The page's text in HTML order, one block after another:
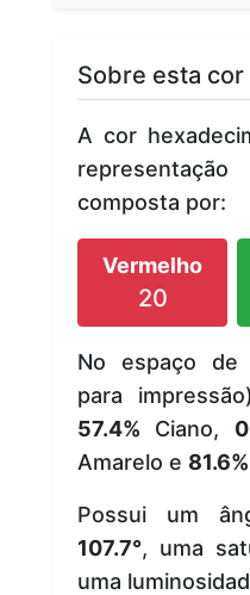
Sobre esta cor
A cor
composta por:
Vermelho
20
No espaço
para
57.4% Ciano,
Amarelo e 81.6%
Possui um
107.7°, uma
uma